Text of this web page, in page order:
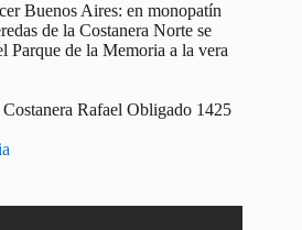
Buenos Aires: en monopatín
de la Costanera Norte se
Parque de la Memoria a la vera
Rafael Obligado 1425